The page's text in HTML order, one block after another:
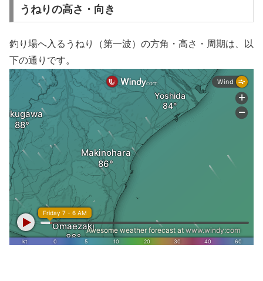
うねりの高さ・向き
釣り場へ入るうねり（第一波）の方角・高さ・周期は、以
下の通りです。